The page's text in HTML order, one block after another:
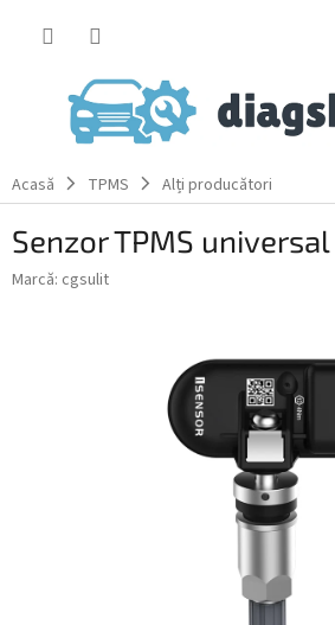
Acasă TPMS Alți producători
Senzor TPMS universal
Marcă: cgsulit